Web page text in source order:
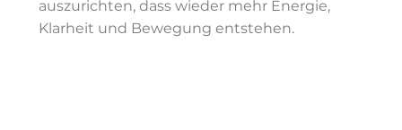
auszurichten, dass wieder mehr Energie,
Klarheit und Bewegung entstehen.